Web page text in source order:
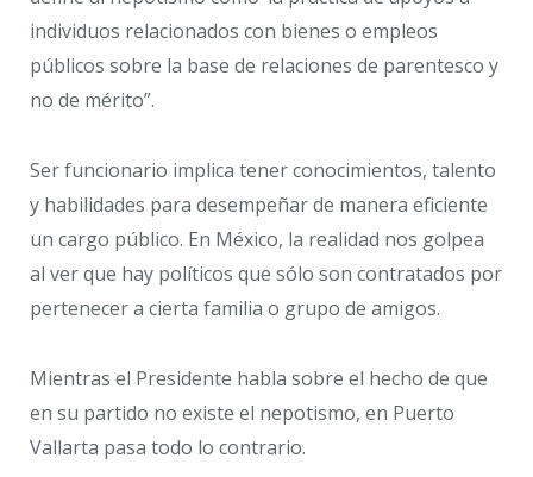
individuos relacionados con bienes o empleos
públicos sobre la base de relaciones de parentesco y
no de mérito”.
Ser funcionario implica tener conocimientos, talento
y habilidades para desempeñar de manera eficiente
un cargo público. En México, la realidad nos golpea
al ver que hay políticos que sólo son contratados por
pertenecer a cierta familia o grupo de amigos.
Mientras el Presidente habla sobre el hecho de que
en su partido no existe el nepotismo, en Puerto
Vallarta pasa todo lo contrario.